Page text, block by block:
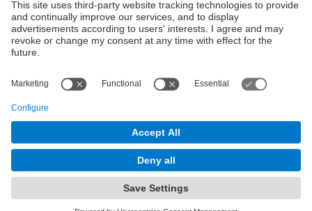
Except where otherwise noted, content on this work is
licensed under a Creative Commons license:Attribution-
NonCommercial-NoDerivs 4.0 Generic
© UPC Universitat Politècnica de Catalunya ·
BarcelonaTech
Legal warning Privacy settings